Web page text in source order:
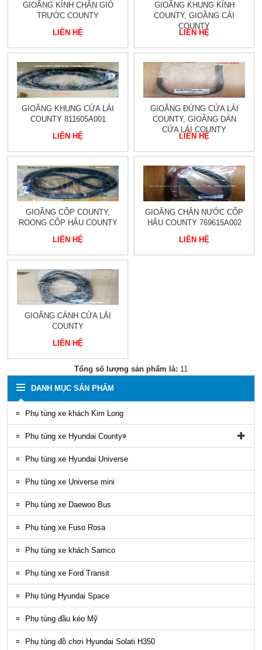
GIOĂNG KÍNH CHẮN GIÓ
TRƯỚC COUNTY
LIÊN HỆ
GIOĂNG KHUNG KÍNH
COUNTY, GIOĂNG CÀI
COUNTY
LIÊN HỆ
GIOĂNG KHUNG CỬA LÁI
COUNTY 811605A001
LIÊN HỆ
GIOĂNG ĐỨNG CỬA LÁI
COUNTY, GIOĂNG DÁN
CỬA LÁI COUNTY
LIÊN HỆ
GIOĂNG CỐP COUNTY,
ROONG CỐP HẬU COUNTY
LIÊN HỆ
GIOĂNG CHẮN NƯỚC CỐP
HẬU COUNTY 769615A002
LIÊN HỆ
GIOĂNG CÁNH CỬA LÁI
COUNTY
LIÊN HỆ
Tổng số lượng sản phẩm là: 11
DANH MỤC SẢN PHẨM
Phụ tùng xe khách Kim Long
Phụ tùng xe Hyundai County
Phụ tùng vỏ xe County
Phụ kiện ghế county
Gioăng County
Phụ tùng gầm máy County
Ốp nhựa ngoại thất County
ĐÈN LED COUNTY
Nội thất County
Ngoại thất County
Phụ tùng điều hòa County
Phụ tùng xe Hyundai Universe
Phụ tùng xe Universe mini
Phụ tùng xe Daewoo Bus
Phụ tùng xe Fuso Rosa
Phụ tùng xe khách Samco
Phụ tùng xe Ford Transit
Phụ tùng Hyundai Space
Phụ tùng đầu kéo Mỹ
Phụ tùng đồ chơi Hyundai Solati H350